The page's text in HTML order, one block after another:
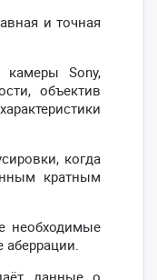
и точная
Sony,
объектив
когда
кратным
необходимые
аберрации.
данные о